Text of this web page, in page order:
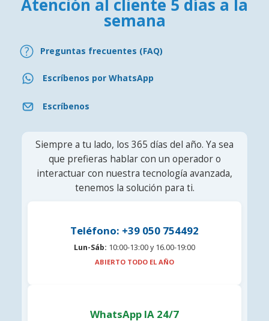
Atención al cliente 5 días a la
semana
Preguntas frecuentes (FAQ)
Escríbenos por WhatsApp
Escríbenos
Siempre a tu lado, los 365 días del año. Ya sea
que prefieras hablar con un operador o
interactuar con nuestra tecnología avanzada,
tenemos la solución para ti.
Teléfono: +39 050 754492
Lun-Sáb: 10:00-13:00 y 16.00-19:00
ABIERTO TODO EL AÑO
WhatsApp IA 24/7